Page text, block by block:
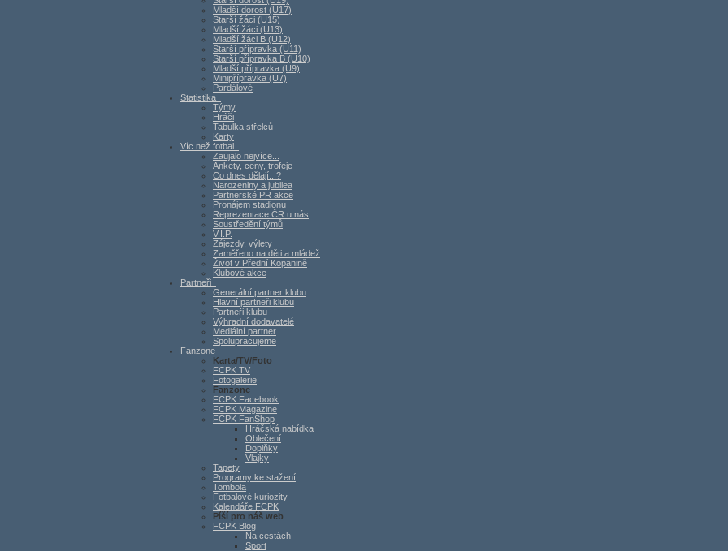
Mladší dorost (U17)
Starší žáci (U15)
Mladší žáci (U13)
Mladší žáci B (U12)
Starší přípravka (U11)
Starší přípravka B (U10)
Mladší přípravka (U9)
Minipřípravka (U7)
Pardálové
Statistika
Týmy
Hráči
Tabulka střelců
Karty
Víc než fotbal
Zaujalo nejvíce...
Ankety, ceny, trofeje
Co dnes dělají...?
Narozeniny a jubilea
Partnerské PR akce
Pronájem stadionu
Reprezentace ČR u nás
Soustředění týmů
V.I.P.
Zájezdy, výlety
Zaměřeno na děti a mládež
Život v Přední Kopanině
Klubové akce
Partneři
Generální partner klubu
Hlavní partneři klubu
Partneři klubu
Výhradní dodavatelé
Mediální partner
Spolupracujeme
Fanzone
Karta/TV/Foto
FCPK TV
Fotogalerie
Fanzone
FCPK Facebook
FCPK Magazine
FCPK FanShop
Hráčská nabídka
Oblečení
Doplňky
Vlajky
Tapety
Programy ke stažení
Tombola
Fotbalové kuriozity
Kalendáře FCPK
Píší pro náš web
FCPK Blog
Na cestách
Sport